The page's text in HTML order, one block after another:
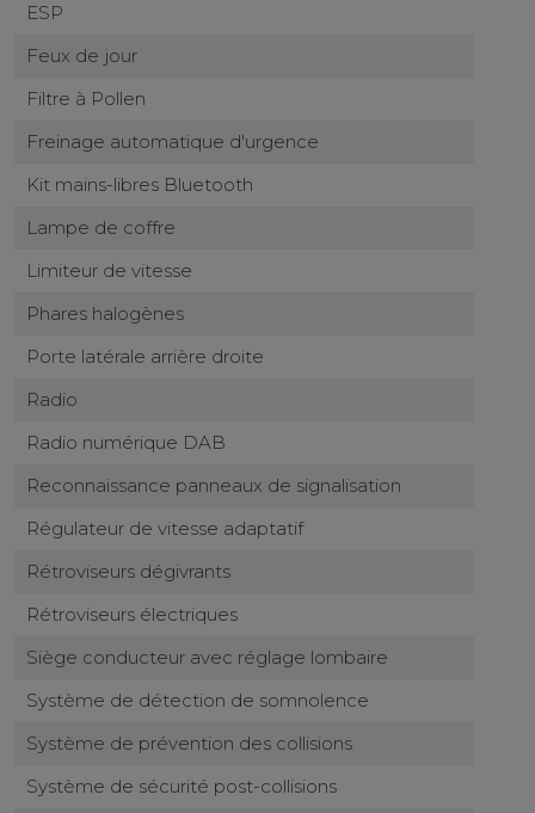
ESP
Feux de jour
Filtre à Pollen
Freinage automatique d'urgence
Kit mains-libres Bluetooth
Lampe de coffre
Limiteur de vitesse
Phares halogènes
Porte latérale arrière droite
Radio
Radio numérique DAB
Reconnaissance panneaux de signalisation
Régulateur de vitesse adaptatif
Rétroviseurs dégivrants
Rétroviseurs électriques
Siège conducteur avec réglage lombaire
Système de détection de somnolence
Système de prévention des collisions
Système de sécurité post-collisions